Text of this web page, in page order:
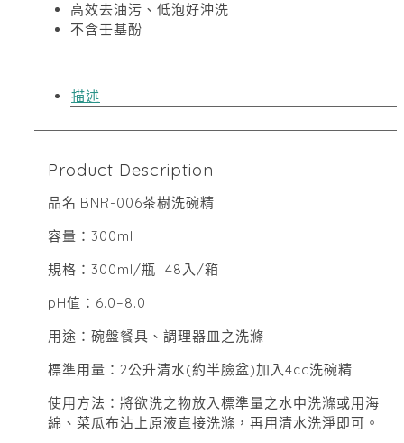
高效去油污、低泡好沖洗
不含壬基酚
描述
Product Description
品名:BNR-006茶樹洗碗精
容量：300ml
規格：300ml/瓶 48入/箱
pH值：6.0–8.0
用途：碗盤餐具、調理器皿之洗滌
標準用量：2公升清水(約半臉盆)加入4cc洗碗精
使用方法：將欲洗之物放入標準量之水中洗滌或用海
綿、菜瓜布沾上原液直接洗滌，再用清水洗淨即可。